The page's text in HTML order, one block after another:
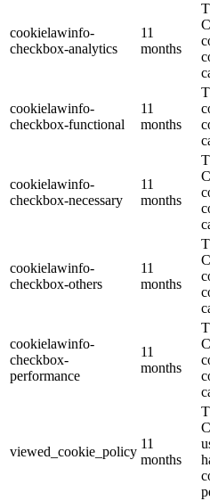
cookielawinfo-
checkbox-analytics
11
months
cookielawinfo-
checkbox-functional
11
months
cookielawinfo-
checkbox-necessary
11
months
cookielawinfo-
checkbox-others
11
months
cookielawinfo-
checkbox-
performance
11
months
viewed_cookie_policy
11
months